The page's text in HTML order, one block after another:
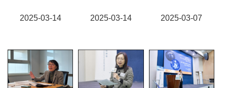
2025-03-14
2025-03-14
2025-03-07